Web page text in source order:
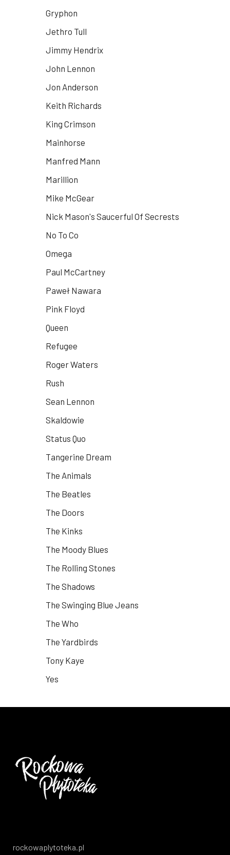
Gryphon
Jethro Tull
Jimmy Hendrix
John Lennon
Jon Anderson
Keith Richards
King Crimson
Mainhorse
Manfred Mann
Marillion
Mike McGear
Nick Mason's Saucerful Of Secrests
No To Co
Omega
Paul McCartney
Paweł Nawara
Pink Floyd
Queen
Refugee
Roger Waters
Rush
Sean Lennon
Skaldowie
Status Quo
Tangerine Dream
The Animals
The Beatles
The Doors
The Kinks
The Moody Blues
The Rolling Stones
The Shadows
The Swinging Blue Jeans
The Who
The Yardbirds
Tony Kaye
Yes
rockowaplytoteka.pl